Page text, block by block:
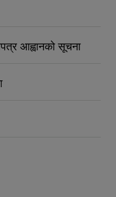
आह्वानको सूचना